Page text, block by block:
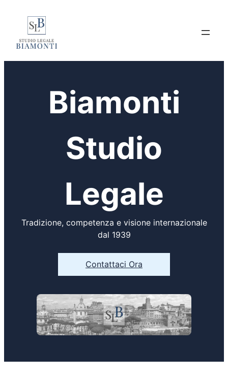
Biamonti
Studio
Legale
Tradizione, competenza e visione internazionale
dal 1939
Contattaci Ora